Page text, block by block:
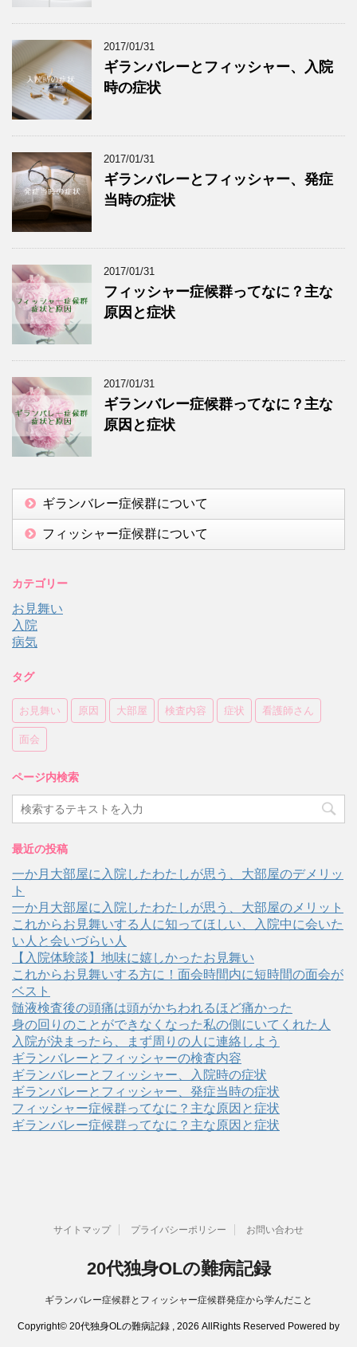
2017/01/31
ギランバレーとフィッシャー、入院
時の症状
2017/01/31
ギランバレーとフィッシャー、発症
当時の症状
2017/01/31
フィッシャー症候群ってなに？主な
原因と症状
2017/01/31
ギランバレー症候群ってなに？主な
原因と症状
ギランバレー症候群について
フィッシャー症候群について
カテゴリー
お見舞い
入院
病気
タグ
お見舞い 原因 大部屋 検査内容 症状 看護師さん
面会
ページ内検索
最近の投稿
一か月大部屋に入院したわたしが思う、大部屋のデメリッ
ト
一か月大部屋に入院したわたしが思う、大部屋のメリット
これからお見舞いする人に知ってほしい、入院中に会いた
い人と会いづらい人
【入院体験談】地味に嬉しかったお見舞い
これからお見舞いする方に！面会時間内に短時間の面会が
ベスト
髄液検査後の頭痛は頭がかちわれるほど痛かった
身の回りのことができなくなった私の側にいてくれた人
入院が決まったら、まず周りの人に連絡しよう
ギランバレーとフィッシャーの検査内容
ギランバレーとフィッシャー、入院時の症状
ギランバレーとフィッシャー、発症当時の症状
フィッシャー症候群ってなに？主な原因と症状
ギランバレー症候群ってなに？主な原因と症状
サイトマップ プライバシーポリシー お問い合わせ
20代独身OLの難病記録
ギランバレー症候群とフィッシャー症候群発症から学んだこと
Copyright© 20代独身OLの難病記録 , 2026 AllRights Reserved Powered by